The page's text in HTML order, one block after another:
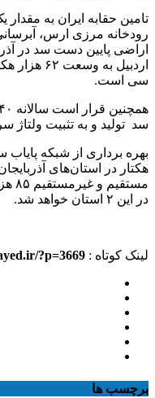
تامین حقابه ایران به
اراضی پایین دست سد در
اردبیل به
سی است.
سد تولید و به تثبیت
هکتار در استان‌های
در این ۲ استان خواهد شد.
لینک کوتاه : ?p=3669
برچسب ها